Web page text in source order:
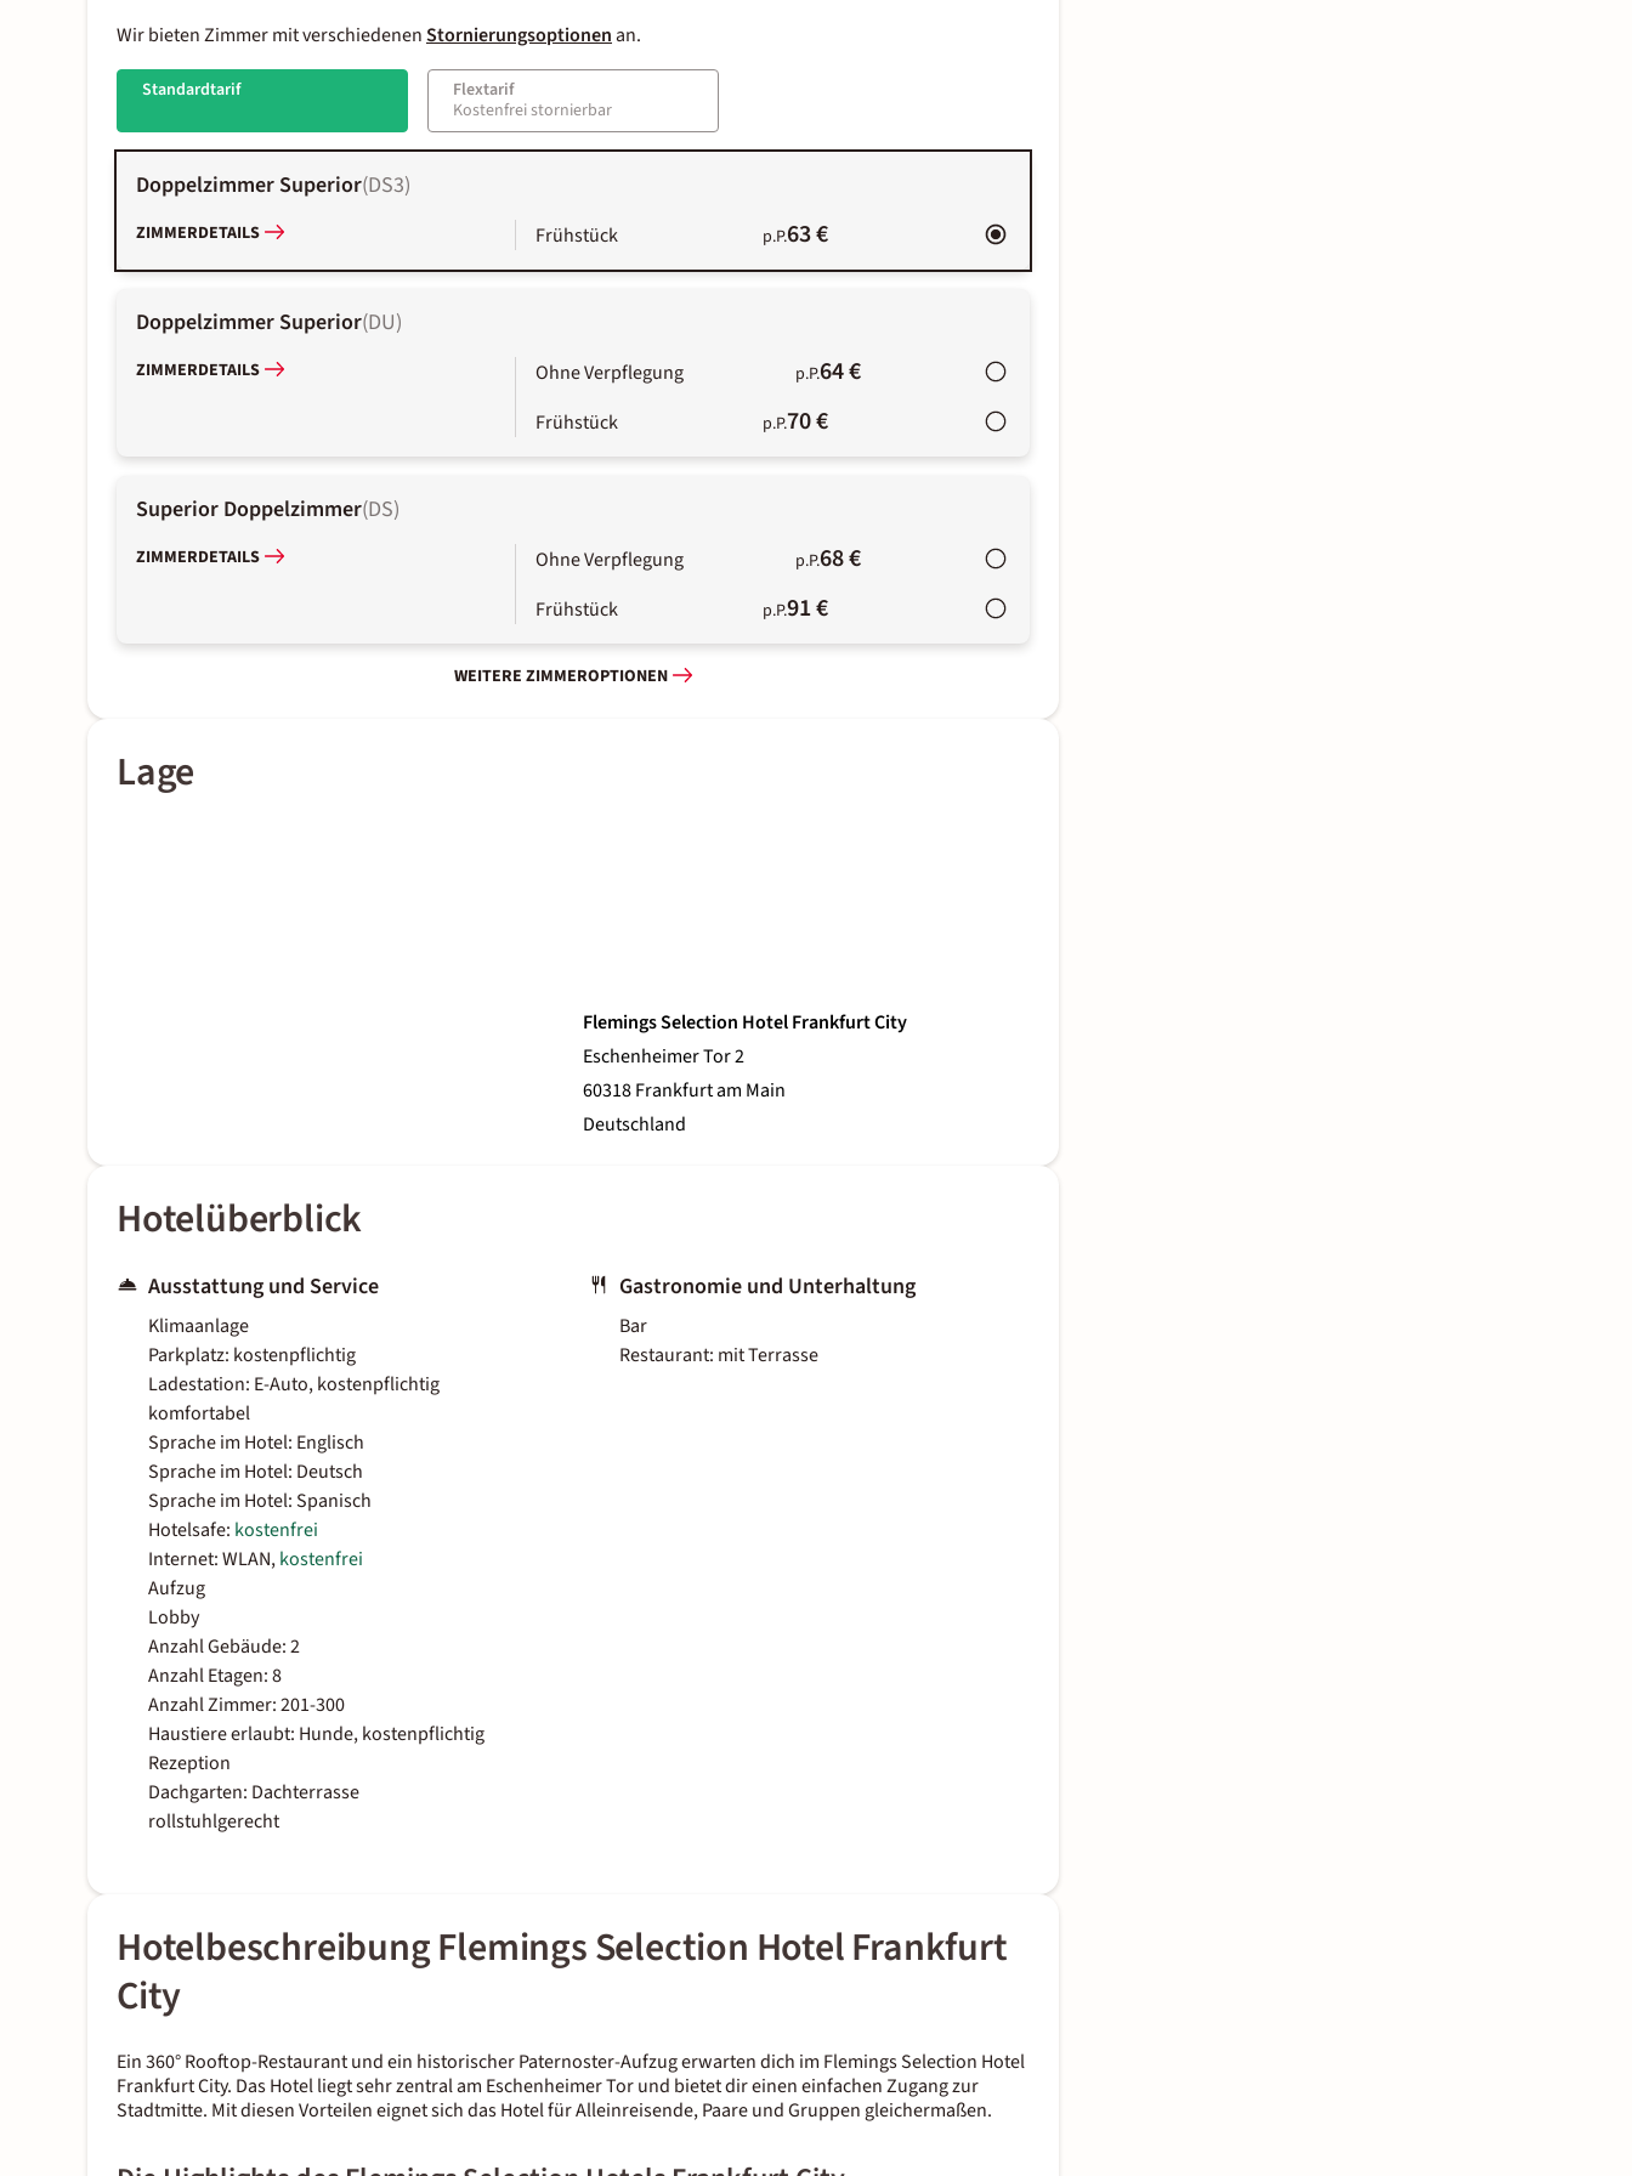
Wir bieten Zimmer mit verschiedenenStornierungsoptionenan.
Standardtarif
Flextarif
Kostenfrei stornierbar
Doppelzimmer Superior(DS3)
ZIMMERDETAILS Frühstück p.P.63 €
Doppelzimmer Superior(DU)
ZIMMERDETAILS Ohne Verpflegung p.P.64 €
Frühstück p.P.70 €
Superior Doppelzimmer(DS)
ZIMMERDETAILS Ohne Verpflegung p.P.68 €
Frühstück p.P.91 €
WEITERE ZIMMEROPTIONEN
Lage
Flemings Selection Hotel Frankfurt City
Eschenheimer Tor 2
60318 Frankfurt am Main
Deutschland
Hotelüberblick
Ausstattung und Service
Klimaanlage
Parkplatz: kostenpflichtig
Ladestation: E-Auto, kostenpflichtig
komfortabel
Sprache im Hotel: Englisch
Sprache im Hotel: Deutsch
Sprache im Hotel: Spanisch
Hotelsafe: kostenfrei
Internet: WLAN,kostenfrei
Aufzug
Lobby
Anzahl Gebäude: 2
Anzahl Etagen: 8
Anzahl Zimmer: 201-300
Haustiere erlaubt: Hunde, kostenpflichtig
Rezeption
Dachgarten: Dachterrasse
rollstuhlgerecht
Gastronomie und Unterhaltung
Bar
Restaurant: mit Terrasse
Hotelbeschreibung Flemings Selection Hotel Frankfurt
City
Ein 360° Rooftop-Restaurant und ein historischer Paternoster-Aufzug erwarten dich im Flemings Selection Hotel
Frankfurt City. Das Hotel liegt sehr zentral am Eschenheimer Tor und bietet dir einen einfachen Zugang zur
Stadtmitte. Mit diesen Vorteilen eignet sich das Hotel für Alleinreisende, Paare und Gruppen gleichermaßen.